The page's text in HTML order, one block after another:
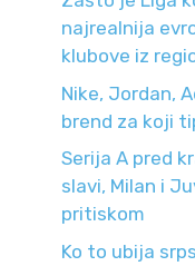
najrealnija
klubove iz
Nike, Jordan,
brend za koji
Serija A pred
slavi, Milan i
pritiskom
Ko to ubija